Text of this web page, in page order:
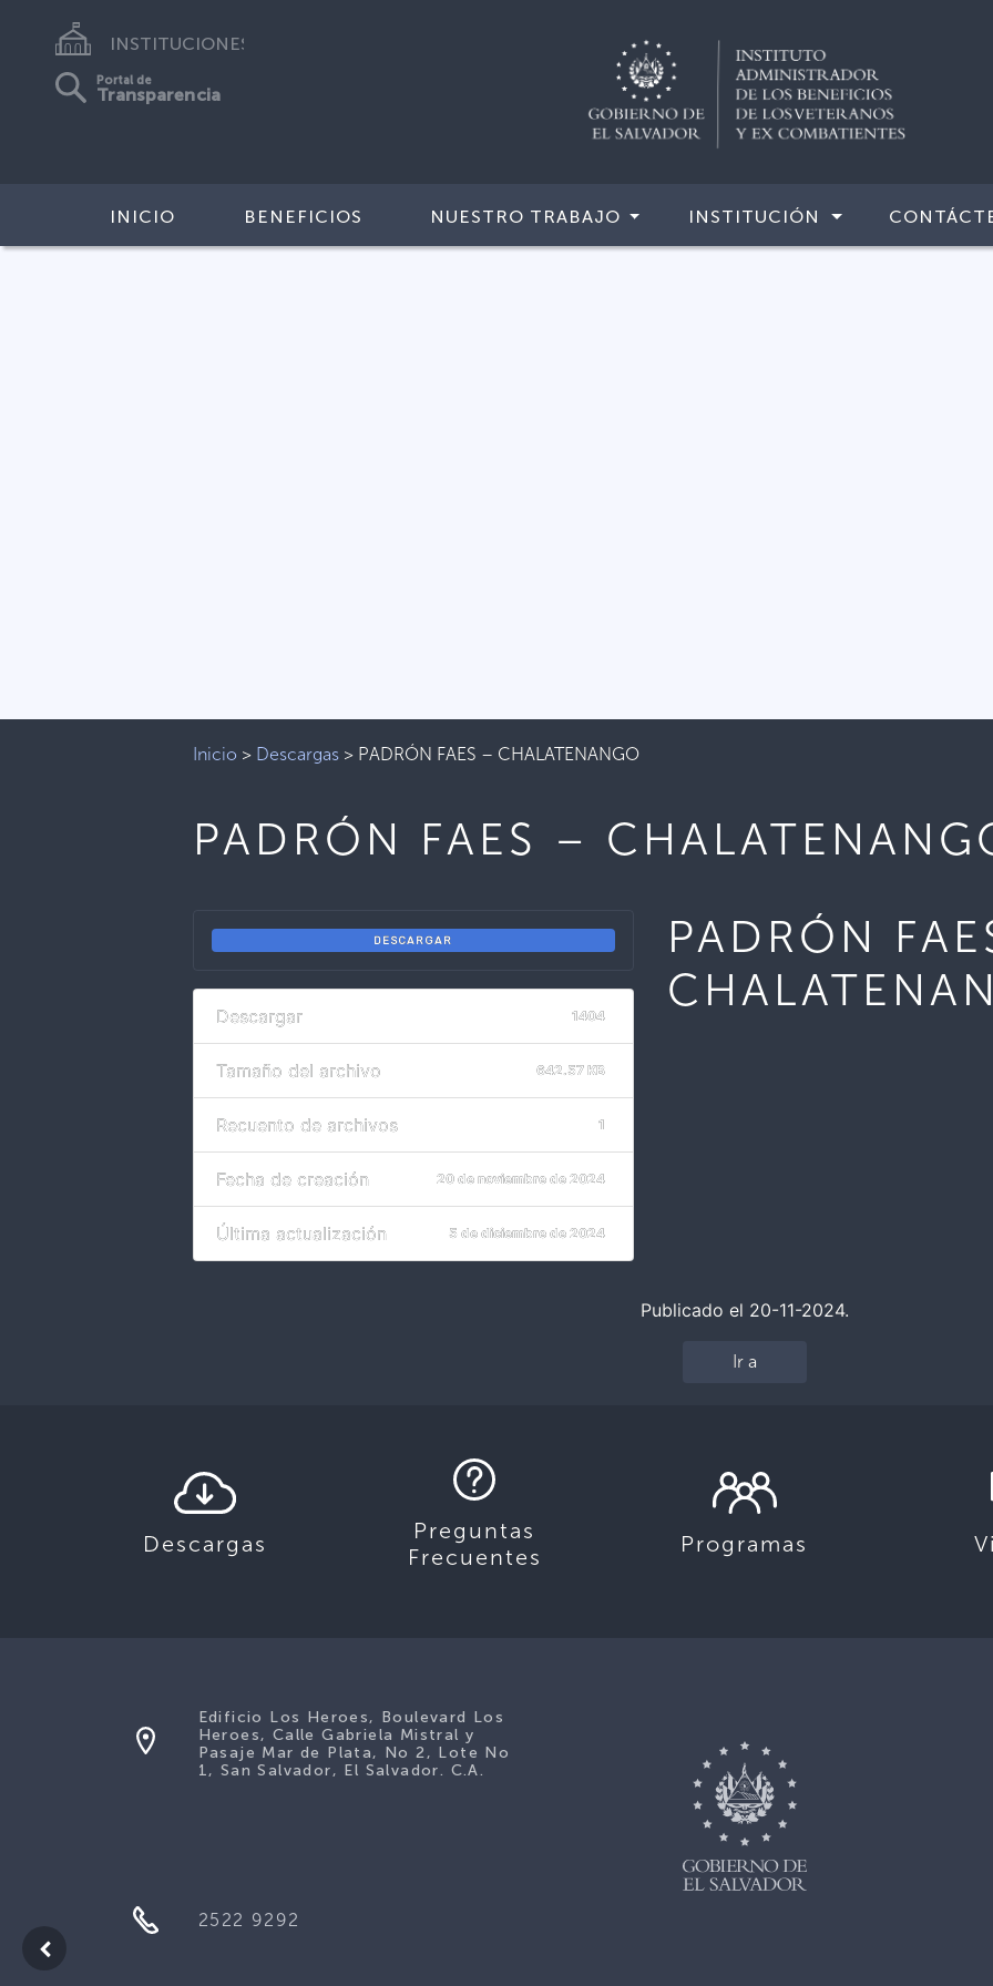
INSTITUCIONES
Portal de
Transparencia
INICIO BENEFICIOS NUESTRO TRABAJO INSTITUCIÓN
Inicio > Descargas > PADRÓN FAES – CHALATENANGO
PADRÓN FAES –
DESCARGAR
Descargar 1404
Tamaño del archivo 642.57 KB
Recuento de archivos 1
Fecha de creación 20 de noviembre de 2024
Última actualización 5 de diciembre de 2024
PADRÓN
Publicado el 20-11-2024.
Ir a
Descargas
Preguntas
Frecuentes
Programas
Edificio Los Heroes, Boulevard Los
Heroes, Calle Gabriela Mistral y
Pasaje Mar de Plata, No 2, Lote No
1, San Salvador, El Salvador. C.A.
2522 9292